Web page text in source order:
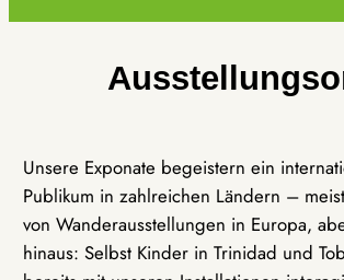
Unsere Exponate begeistern ein
Publikum in zahlreichen Ländern –
von Wanderausstellungen in Europa,
hinaus: Selbst Kinder in Trinidad und